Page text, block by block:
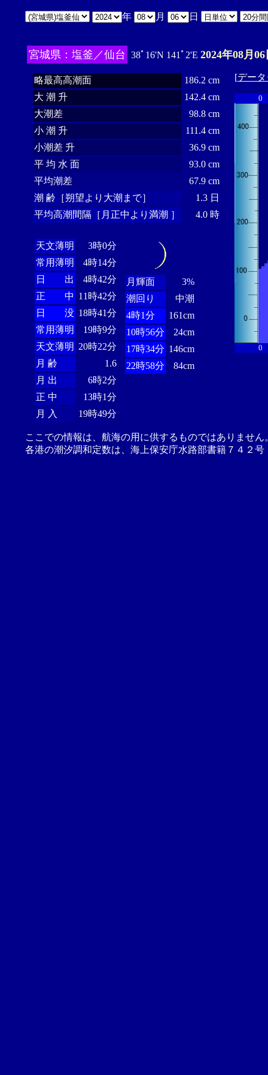
年 月 日
宮城県：塩釜／仙台 38ﾟ16'N 141ﾟ2'E 2024年08月
略最高高潮面
186.2 cm
大 潮 升
142.4 cm
大潮差
98.8 cm
小 潮 升
111.4 cm
小潮差 升
36.9 cm
平 均 水 面
93.0 cm
平均潮差
67.9 cm
潮 齢［朔望より大潮まで］
1.3 日
平均高潮間隔［月正中より満潮 ］
4.0 時
天文薄明
3時0分
常用薄明
4時14分
日 出
4時42分
正 中 11時42分
日 没 18時41分
常用薄明
19時9分
天文薄明 20時22分
月 齢
1.6
月 出
6時2分
正 中
13時1分
月 入
19時49分
月輝面
3%
潮回り
中潮
4時1分
161cm
10時56分
24cm
17時34分 146cm
22時58分
84cm
[デー
0
0
ここでの情報は、航海の用に供するものではありませ
各港の潮汐調和定数は、海上保安庁水路部書籍７４２